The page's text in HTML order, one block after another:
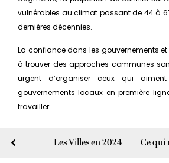
vulnérables au climat passant de 44 à
dernières décennies.
La confiance dans les gouvernements
à trouver des approches communes
urgent d’organiser ceux qui
gouvernements locaux en première
travailler.
Les Villes en 2024